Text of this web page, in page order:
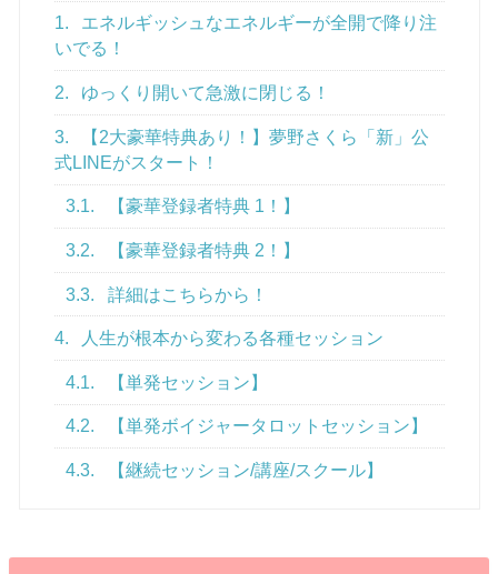
1.
エネルギッシュなエネルギーが全開で降り注
いでる！
2. ゆっくり開いて急激に閉じる！
3.
【2大豪華特典あり！】夢野さくら「新」公
式LINEがスタート！
3.1. 【豪華登録者特典 1！】
3.2. 【豪華登録者特典 2！】
3.3. 詳細はこちらから！
4. 人生が根本から変わる各種セッション
4.1. 【単発セッション】
4.2. 【単発ボイジャータロットセッション】
4.3. 【継続セッション/講座/スクール】